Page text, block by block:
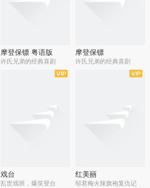
摩登保镖 粤语版
许氏兄弟的经典喜剧
摩登保镖
许氏兄弟的经典喜剧
戏台
乱世戏班，爆笑登台
红美丽
邬君梅火辣旗袍复仇记